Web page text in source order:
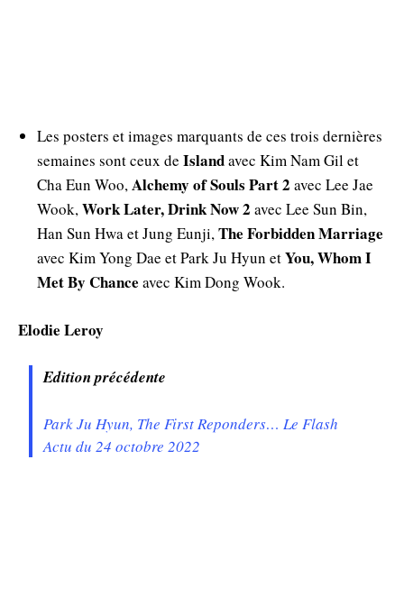
Les posters et images marquants de ces trois dernières
semaines sont ceux de Islandavec Kim Nam Gil et
Cha Eun Woo,Alchemy of Souls Part 2 avec Lee Jae
Wook,Work Later, Drink Now 2 avec Lee Sun Bin,
Han Sun Hwa et Jung Eunji,The Forbidden Marriage
avec Kim Yong Dae et Park Ju Hyun etYou, Whom I
Met By Chance avec Kim Dong Wook.
Elodie Leroy
Edition précédente
Park Ju Hyun, The First Reponders… Le Flash
Actu du 24 octobre 2022